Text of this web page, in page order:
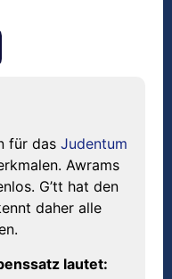
für das Judentum
Awrams
G’tt hat den
daher alle
lautet: